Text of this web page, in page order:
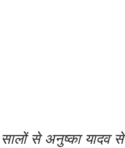
से अनुष्का यादव